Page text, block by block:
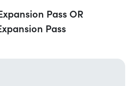
Pass OR
Pass